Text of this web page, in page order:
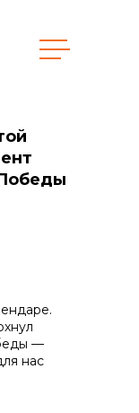
—
нас